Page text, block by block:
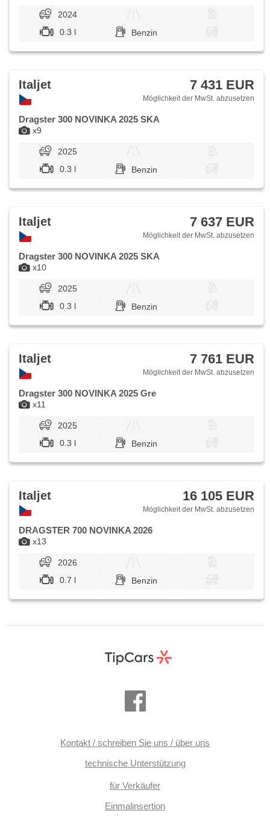
2024
0.3 l
Benzin
x9
Italjet 7 431 EUR
Möglichkeit der MwSt. abzusetzen
Dragster 300 NOVINKA 2025 SKA
2025
0.3 l
Benzin
x10
Italjet 7 637 EUR
Möglichkeit der MwSt. abzusetzen
Dragster 300 NOVINKA 2025 SKA
2025
0.3 l
Benzin
x11
Italjet 7 761 EUR
Möglichkeit der MwSt. abzusetzen
Dragster 300 NOVINKA 2025 Gre
2025
0.3 l
Benzin
x13
Italjet 16 105 EUR
Möglichkeit der MwSt. abzusetzen
DRAGSTER 700 NOVINKA 2026
2026
0.7 l
Benzin
Kontakt / schreiben Sie uns / über uns
technische Unterstützung
für Verkäufer
Einmalinsertion